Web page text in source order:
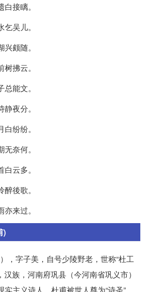
接瞝。
吴儿。
颇随。
拂云。
能文。
夜分。
纷纷。
奈何。
云多。
後歌。
来过。
)
，字子美，自号少陵野老，世称“杜工
汉族，河南府巩县（今河南省巩义市）
主义诗人，杜甫被世人尊为“诗圣”，